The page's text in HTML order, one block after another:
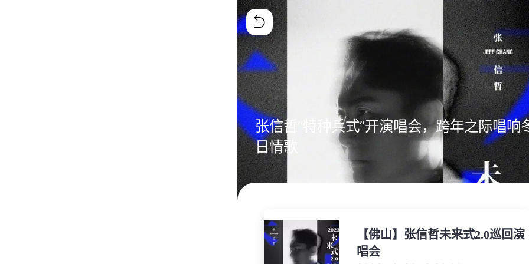
张信哲“特种兵式”开演唱会，跨年之际唱响
日情歌
【佛山】张信哲未来式2.0巡回演
唱会